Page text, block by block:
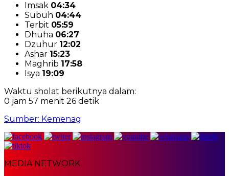
Imsak 04:34
Subuh 04:44
Terbit 05:59
Dhuha 06:27
Dzuhur 12:02
Ashar 15:23
Maghrib 17:58
Isya 19:09
Waktu sholat berikutnya dalam:
0 jam 57 menit 26 detik
Sumber: Kemenag
MEDIA NETWORK